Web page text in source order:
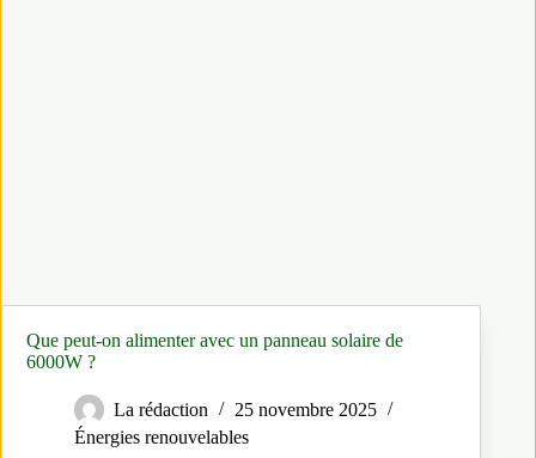
Que peut-on alimenter avec un panneau solaire de
6000W ?
La rédaction
25 novembre 2025
Énergies renouvelables